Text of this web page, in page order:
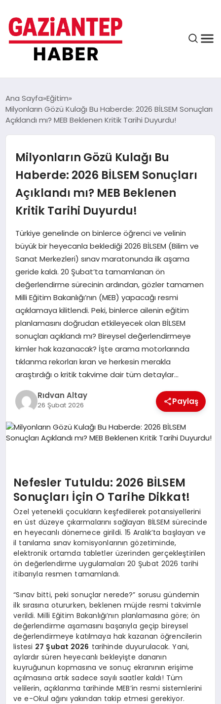
ASAYIŞ
EĞITIM
FINANS
KÜLTÜR VE SANAT
MAGAZIN
SPOR
SIYASET
DIĞER
Ana Sayfa Eğitim
Milyonların Gözü Kulağı Bu Haberde: 2026 BİLSEM Sonuçları
Açıklandı mı? MEB Beklenen Kritik Tarihi Duyurdu!
Milyonların Gözü Kulağı Bu
Haberde: 2026 BİLSEM Sonuçları
Açıklandı mı? MEB Beklenen
Kritik Tarihi Duyurdu!
Türkiye genelinde on binlerce öğrenci ve velinin
büyük bir heyecanla beklediği 2026 BİLSEM (Bilim ve
Sanat Merkezleri) sınav maratonunda ilk aşama
geride kaldı. 20 Şubat’ta tamamlanan ön
değerlendirme sürecinin ardından, gözler tamamen
Milli Eğitim Bakanlığı’nın (MEB) yapacağı resmi
açıklamaya kilitlendi. Peki, binlerce ailenin eğitim
planlamasını doğrudan etkileyecek olan BİLSEM
sonuçları açıklandı mı? Bireysel değerlendirmeye
kimler hak kazanacak? İşte arama motorlarında
tıklanma rekorları kıran ve herkesin merakla
araştırdığı o kritik takvime dair tüm detaylar…
Rıdvan Altay
26 Şubat 2026 Paylaş
Nefesler Tutuldu: 2026 BİLSEM
Sonuçları İçin O Tarihe Dikkat!
Özel yetenekli çocukların keşfedilerek potansiyellerini
en üst düzeye çıkarmalarını sağlayan BİLSEM sürecinde
en heyecanlı dönemece girildi. 15 Aralık’ta başlayan ve
il tanılama sınav komisyonlarının gözetiminde,
elektronik ortamda tabletler üzerinden gerçekleştirilen
ön değerlendirme uygulamaları 20 Şubat 2026 tarihi
itibarıyla resmen tamamlandı.
“Sınav bitti, peki sonuçlar nerede?” sorusu gündemin
ilk sırasına otururken, beklenen müjde resmi takvimle
verildi. Milli Eğitim Bakanlığı’nın planlamasına göre; ön
değerlendirme aşamasını başarıyla geçip bireysel
değerlendirmeye katılmaya hak kazanan öğrencilerin
listesi 27 Şubat 2026 tarihinde duyurulacak. Yani,
aylardır süren heyecanlı bekleyişte dananın
kuyruğunun kopmasına ve sonuç ekranının erişime
açılmasına artık sadece sayılı saatler kaldı! Tüm
velilerin, açıklanma tarihinde MEB’in resmi sistemlerini
ve e-Okul ağını yakından takip etmesi gerekiyor.